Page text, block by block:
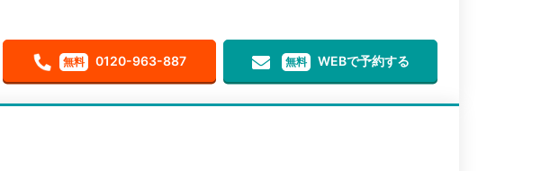
無料 0120-963-887 無料 WEBで予約する